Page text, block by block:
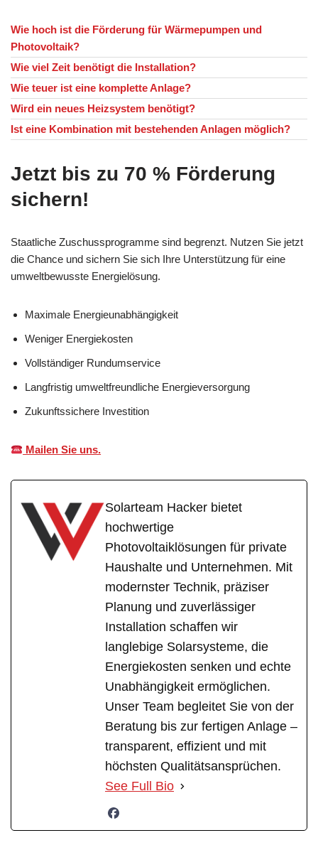
Wie hoch ist die Förderung für Wärmepumpen und
Photovoltaik?
Wie viel Zeit benötigt die Installation?
Wie teuer ist eine komplette Anlage?
Wird ein neues Heizsystem benötigt?
Ist eine Kombination mit bestehenden Anlagen möglich?
Jetzt bis zu 70 % Förderung
sichern!
Staatliche Zuschussprogramme sind begrenzt. Nutzen Sie jetzt
die Chance und sichern Sie sich Ihre Unterstützung für eine
umweltbewusste Energielösung.
Maximale Energieunabhängigkeit
Weniger Energiekosten
Vollständiger Rundumservice
Langfristig umweltfreundliche Energieversorgung
Zukunftssichere Investition
Mailen Sie uns.
Solarteam Hacker bietet
hochwertige
Photovoltaiklösungen für private
Haushalte und Unternehmen. Mit
modernster Technik, präziser
Planung und zuverlässiger
Installation schaffen wir
langlebige Solarsysteme, die
Energiekosten senken und echte
Unabhängigkeit ermöglichen.
Unser Team begleitet Sie von der
Beratung bis zur fertigen Anlage –
transparent, effizient und mit
höchsten Qualitätsansprüchen.
See Full Bio